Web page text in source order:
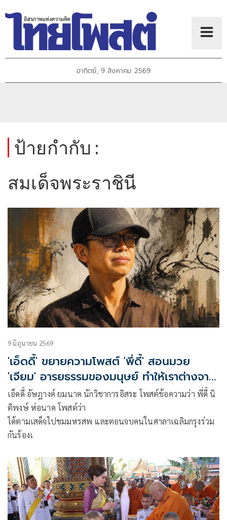
อาทิตย์, 9 สิงหาคม 2569
ป้ายกำกับ :
สมเด็จพระราชินี
9 มิถุนายน 2569
'เอ็ดดี้' ขยายความโพสต์ 'พี่ดี้' สอนมวย
'เจียม' อารยธรรมของมนุษย์ ทำให้เราต่างจาก
สัตว์เดรัจฉาน
เอ็ดดี้ อัษฎางค์ ยมนาค นักวิชาการอิสระ โพสต์ข้อความว่า พี่ดี้ นิ
ติพงษ์ ห่อนาค โพสต์ว่า
ได้ตามเสด็จไปชมมหรสพ และตอนจบคนในศาลาเฉลิมกรุงร่วม
กันร้องเ